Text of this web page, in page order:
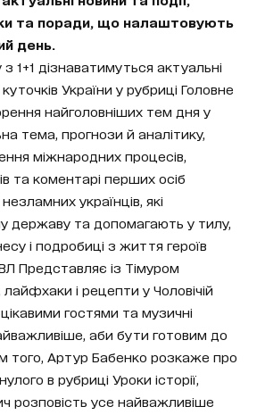
та поради, що налаштовують
день.
з 1+1 дізнаватимуться актуальні
України у рубриці Головне
найголовніших тем дня у
тема, прогнози й аналітику,
міжнародних процесів,
та коментарі перших осіб
українців, які
державу та допомагають у тилу,
і подробиці з життя героїв
Представляє із Тімуром
і рецепти у Чоловічій
цікавими гостями та музичні
аби бути готовим до
того, Артур Бабенко розкаже про
в рубриці Уроки історії,
розповість усе найважливіше